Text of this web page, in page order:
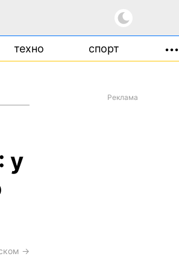
техно спорт •••
у
→
Реклама